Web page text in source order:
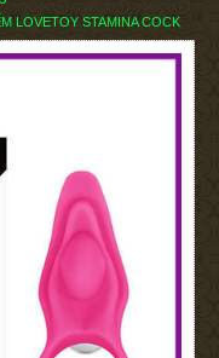
LOVETOY STAMINA COCK